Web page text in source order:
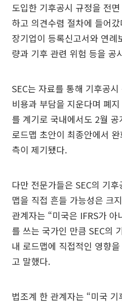
도입한 기후공시 규정을 전
하고 의견수렴 절차에 들어
장기업이 등록신고서와 연례
량과 기후 관련 위험 등을 공
SEC는 자료를 통해 기후공
비용과 부담을 지운다며 폐
를 계기로 국내에서도 2월
로드맵 초안이 최종안에서
측이 제기됐다.
다만 전문가들은 SEC의 기
맵을 직접 흔들 가능성은 크
관계자는 “미국은 IFRS가 아
를 쓰는 국가인 만큼 SEC의
내 로드맵에 직접적인 영향
고 말했다.
법조계 한 관계자는 “미국